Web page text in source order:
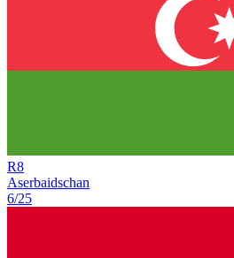
R8
Aserbaidschan
6/25